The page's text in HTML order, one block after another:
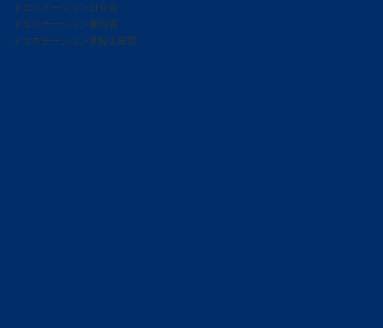
イエステーション日立店
イエステーション那珂店
イエステーション常陸太田店